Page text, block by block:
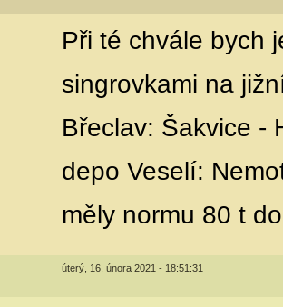
Při té chvále bych
singrovkami na
Břeclav: Šakvice -
depo Veselí:
měly normu 80 t
úterý, 16. února 2021 - 18:51:31